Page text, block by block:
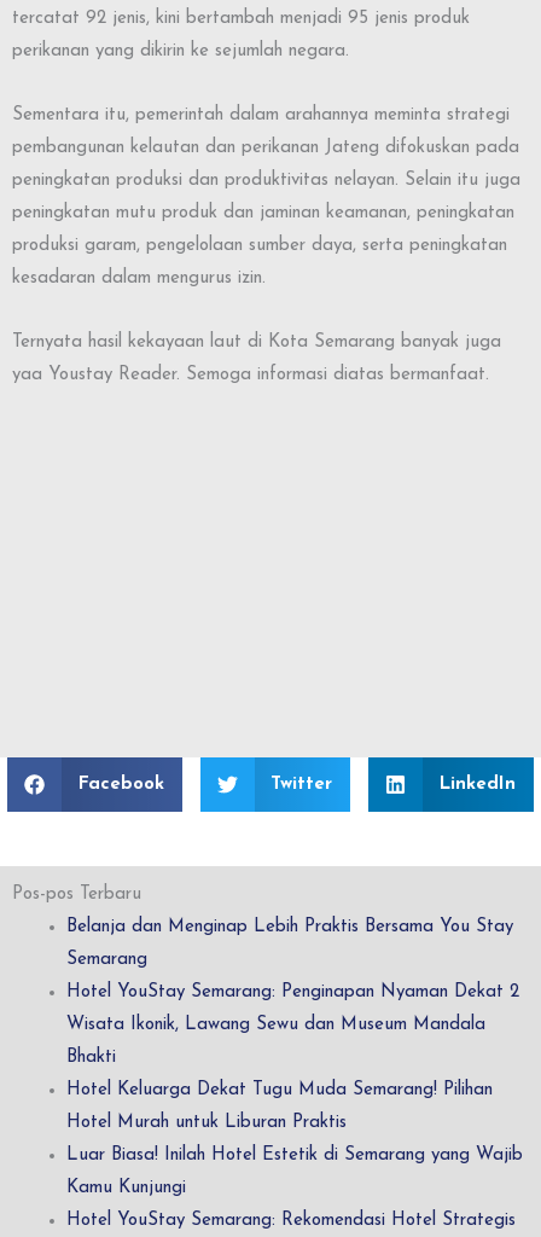
tercatat 92 jenis, kini bertambah menjadi 95 jenis produk
perikanan yang dikirin ke sejumlah negara.
Sementara itu, pemerintah dalam arahannya meminta strategi
pembangunan kelautan dan perikanan Jateng difokuskan pada
peningkatan produksi dan produktivitas nelayan. Selain itu juga
peningkatan mutu produk dan jaminan keamanan, peningkatan
produksi garam, pengelolaan sumber daya, serta peningkatan
kesadaran dalam mengurus izin.
Ternyata hasil kekayaan laut di Kota Semarang banyak juga
yaa Youstay Reader. Semoga informasi diatas bermanfaat.
Facebook Twitter LinkedIn
Pos-pos Terbaru
Belanja dan Menginap Lebih Praktis Bersama You Stay
Semarang
Hotel YouStay Semarang: Penginapan Nyaman Dekat 2
Wisata Ikonik, Lawang Sewu dan Museum Mandala
Bhakti
Hotel Keluarga Dekat Tugu Muda Semarang! Pilihan
Hotel Murah untuk Liburan Praktis
Luar Biasa! Inilah Hotel Estetik di Semarang yang Wajib
Kamu Kunjungi
Hotel YouStay Semarang: Rekomendasi Hotel Strategis